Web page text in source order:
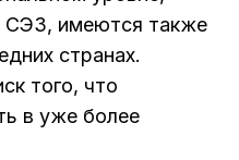
СЭЗ, имеются также
странах.
того, что
в уже более